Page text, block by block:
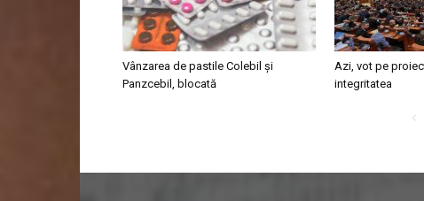
Vânzarea de pastile Colebil și
Panzcebil, blocată
Azi, vot pe
integritatea